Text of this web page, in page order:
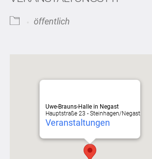
öffentlich
Uwe-Brauns-Halle in Negast
Hauptstraße 23 - Steinhagen/Negast
Veranstaltungen